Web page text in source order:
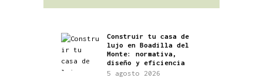
Construir tu casa de
lujo en Boadilla del
Monte: normativa,
diseño y eficiencia
5 agosto 2026